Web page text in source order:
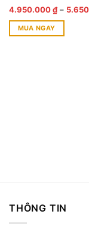
Được xếp
hạng5.00
5 sao
4.950.000₫ –
MUA NGAY
chọn
THÔNG TIN